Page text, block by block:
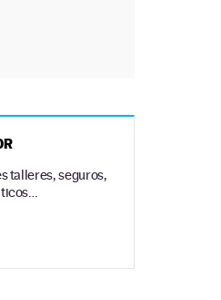
talleres, seguros,